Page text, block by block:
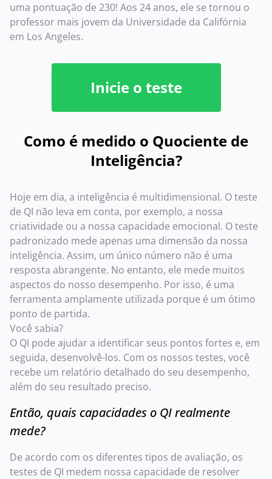
uma pontuação de 230! Aos 24 anos, ele se tornou o
professor mais jovem da Universidade da Califórnia
em Los Angeles.
Inicie o teste
Como é medido o Quociente de
Inteligência?
Hoje em dia, a inteligência é multidimensional. O teste
de QI não leva em conta, por exemplo, a nossa
criatividade ou a nossa capacidade emocional. O teste
padronizado mede apenas uma dimensão da nossa
inteligência. Assim, um único número não é uma
resposta abrangente. No entanto, ele mede muitos
aspectos do nosso desempenho. Por isso, é uma
ferramenta amplamente utilizada porque é um ótimo
ponto de partida.
Você sabia?
O QI pode ajudar a identificar seus pontos fortes e, em
seguida, desenvolvê-los. Com os nossos testes, você
recebe um relatório detalhado do seu desempenho,
além do seu resultado preciso.
Então, quais capacidades o QI realmente
mede?
De acordo com os diferentes tipos de avaliação, os
testes de QI medem nossa capacidade de resolver